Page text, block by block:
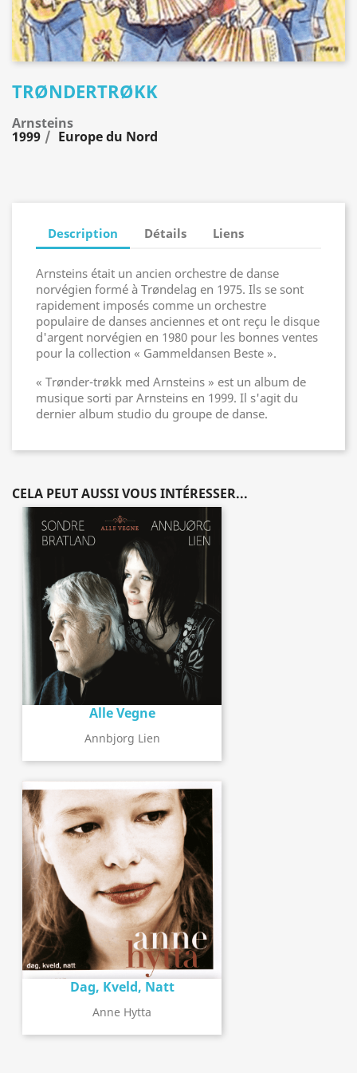
TRØNDERTRØKK
Arnsteins
1999 Europe du Nord
Description Détails Liens
Arnsteins était un ancien orchestre de danse
norvégien formé à Trøndelag en 1975. Ils se sont
rapidement imposés comme un orchestre
populaire de danses anciennes et ont reçu le disque
d'argent norvégien en 1980 pour les bonnes ventes
pour la collection « Gammeldansen Beste ».
« Trønder-trøkk med Arnsteins » est un album de
musique sorti par Arnsteins en 1999. Il s'agit du
dernier album studio du groupe de danse.
CELA PEUT AUSSI VOUS INTÉRESSER...
Alle Vegne
Annbjorg Lien
Dag, Kveld, Natt
Anne Hytta